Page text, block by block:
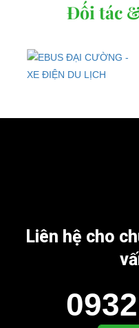
Đối tác
Liên hệ cho